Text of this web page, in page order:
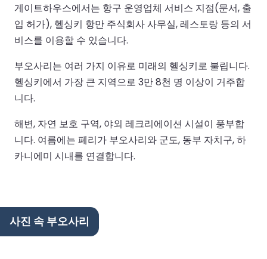
게이트하우스에서는 항구 운영업체 서비스 지점(문서, 출
입 허가), 헬싱키 항만 주식회사 사무실, 레스토랑 등의 서
비스를 이용할 수 있습니다.
부오사리는 여러 가지 이유로 미래의 헬싱키로 불립니다.
헬싱키에서 가장 큰 지역으로 3만 8천 명 이상이 거주합
니다.
해변, 자연 보호 구역, 야외 레크리에이션 시설이 풍부합
니다. 여름에는 페리가 부오사리와 군도, 동부 자치구, 하
카니에미 시내를 연결합니다.
사진 속 부오사리